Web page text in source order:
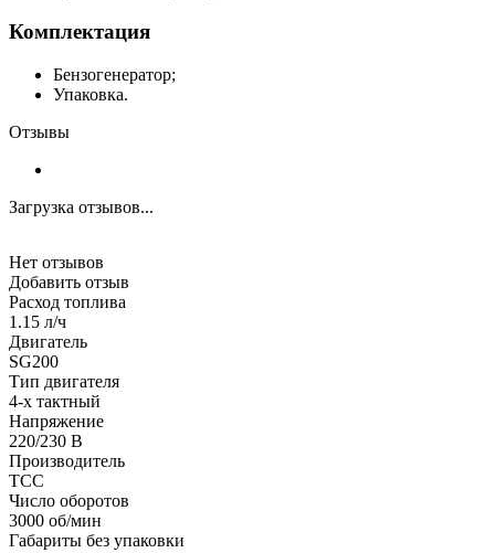
Комплектация
Бензогенератор;
Упаковка.
Отзывы
Загрузка отзывов...
Нет отзывов
Добавить отзыв
Расход топлива
1.15 л/ч
Двигатель
SG200
Тип двигателя
4-х тактный
Напряжение
220/230 В
Производитель
ТСС
Число оборотов
3000 об/мин
Габариты без упаковки